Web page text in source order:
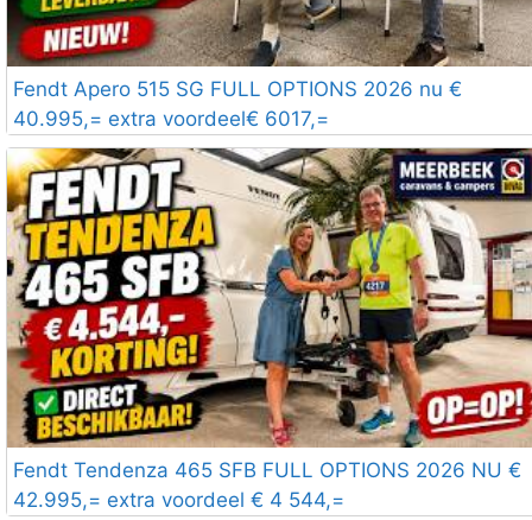
Fendt Apero 515 SG FULL OPTIONS 2026 nu €
40.995,= extra voordeel€ 6017,=
Fendt Tendenza 465 SFB FULL OPTIONS 2026 NU €
42.995,= extra voordeel € 4 544,=